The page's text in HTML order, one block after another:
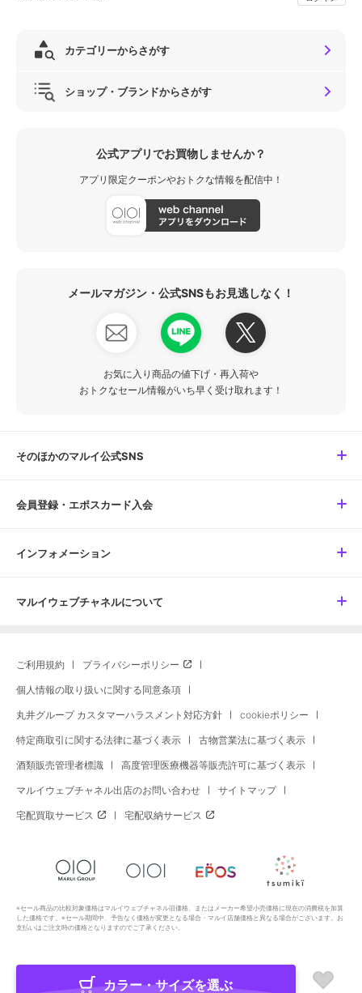
カテゴリーからさがす
ショップ・ブランドからさがす
公式アプリでお買物しませんか？
アプリ限定クーポンやおトクな情報を配信中！
メールマガジン・公式SNSもお見逃しなく！
お気に入り商品の値下げ・再入荷や
おトクなセール情報がいち早く受け取れます！
そのほかのマルイ公式SNS
会員登録・エポスカード入会
インフォメーション
マルイウェブチャネルについて
ご利用規約 プライバシーポリシー
個人情報の取り扱いに関する同意条項
丸井グループ カスタマーハラスメント対応方針 cookieポリシー
特定商取引に関する法律に基づく表示 古物営業法に基づく表示
酒類販売管理者標識 高度管理医療機器等販売許可に基づく表示
マルイウェブチャネル出店のお問い合わせ サイトマップ
宅配買取サービス 宅配収納サービス
※セール商品の比較対象価格はマルイウェブチャネル旧価格、またはメーカー希望小売価格に現在の消費税を加算
した価格です。※セール期間中、予告なく価格が変更となる場合・マルイ店舗価格と異なる場合がございます。お
支払いはご注文時の価格となりますのでご了承ください。
Copyright All Rights Reserved. MARUI Co., Ltd
カラー・サイズを選ぶ